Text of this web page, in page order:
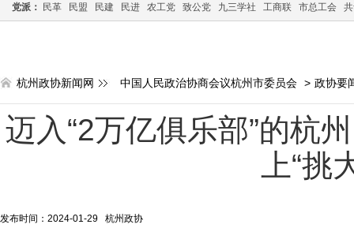
党派： 民革 民盟 民建 民进 农工党 致公党 九三学社 工商联 市总工会
杭州政协新闻网 中国人民政治协商会议杭州市委员会 > 政协要
迈入“2万亿俱乐部”的杭
上“挑
发布时间：2024-01-29 杭州政协